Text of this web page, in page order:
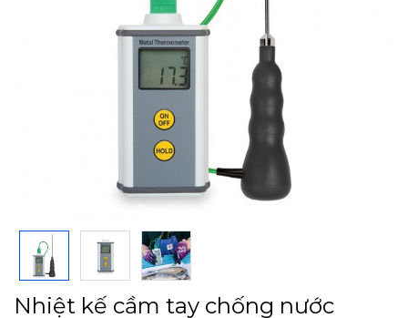
Nhiệt kế cầm tay chống nước